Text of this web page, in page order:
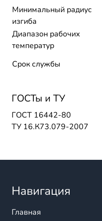
Минимальный радиус
изгиба
Диапазон рабочих
температур
Срок службы
ГОСТы и ТУ
ГОСТ 16442-80
ТУ 16.К73.079-2007
Навигация
Главная